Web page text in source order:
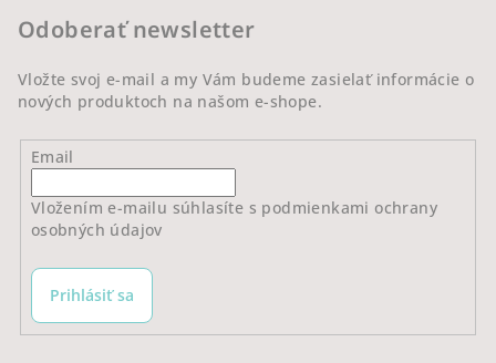
Odoberať newsletter
Vložte svoj e-mail a my Vám budeme zasielať informácie o
nových produktoch na našom e-shope.
Email
Vložením e-mailu súhlasíte s podmienkami ochrany
osobných údajov
Prihlásiť sa